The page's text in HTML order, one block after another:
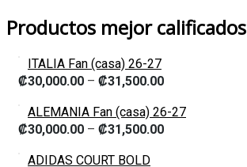
Productos mejor calificados
ITALIA Fan (casa) 26-27
₡30,000.00 – ₡31,500.00
ALEMANIA Fan (casa) 26-27
₡30,000.00 – ₡31,500.00
ADIDAS COURT BOLD